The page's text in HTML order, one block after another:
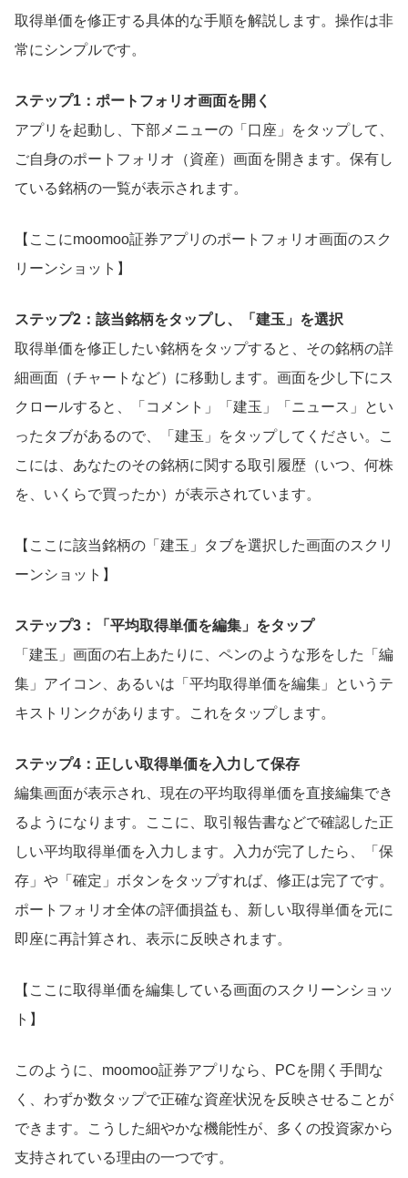
取得単価を修正する具体的な手順を解説します。操作は非
常にシンプルです。
ステップ1：ポートフォリオ画面を開く
アプリを起動し、下部メニューの「口座」をタップして、
ご自身のポートフォリオ（資産）画面を開きます。保有し
ている銘柄の一覧が表示されます。
【ここにmoomoo証券アプリのポートフォリオ画面のスク
リーンショット】
ステップ2：該当銘柄をタップし、「建玉」を選択
取得単価を修正したい銘柄をタップすると、その銘柄の詳
細画面（チャートなど）に移動します。画面を少し下にス
クロールすると、「コメント」「建玉」「ニュース」とい
ったタブがあるので、「建玉」をタップしてください。こ
こには、あなたのその銘柄に関する取引履歴（いつ、何株
を、いくらで買ったか）が表示されています。
【ここに該当銘柄の「建玉」タブを選択した画面のスクリ
ーンショット】
ステップ3：「平均取得単価を編集」をタップ
「建玉」画面の右上あたりに、ペンのような形をした「編
集」アイコン、あるいは「平均取得単価を編集」というテ
キストリンクがあります。これをタップします。
ステップ4：正しい取得単価を入力して保存
編集画面が表示され、現在の平均取得単価を直接編集でき
るようになります。ここに、取引報告書などで確認した正
しい平均取得単価を入力します。入力が完了したら、「保
存」や「確定」ボタンをタップすれば、修正は完了です。
ポートフォリオ全体の評価損益も、新しい取得単価を元に
即座に再計算され、表示に反映されます。
【ここに取得単価を編集している画面のスクリーンショッ
ト】
このように、moomoo証券アプリなら、PCを開く手間な
く、わずか数タップで正確な資産状況を反映させることが
できます。こうした細やかな機能性が、多くの投資家から
支持されている理由の一つです。